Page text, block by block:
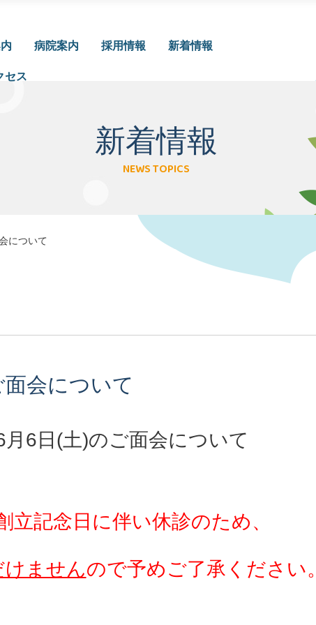
病院案内 採用情報 新着情報
セス
新着情報
NEWS TOPICS
について
会について
6日(土)のご面会について
立記念日に伴い休診のため、
ませんので予めご了承ください。